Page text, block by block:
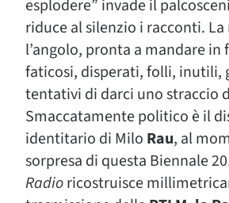
esplodere” invade il
riduce al silenzio i racconti.
l’angolo, pronta a mandare
faticosi, disperati, folli, inutili,
tentativi di darci uno straccio
Smaccatamente politico è il
identitario di Milo Rau, al
sorpresa di questa Biennale
Radioricostruisce